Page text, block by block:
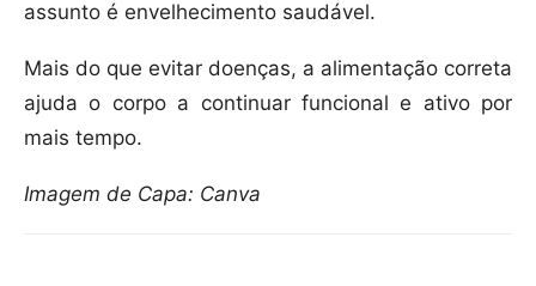
assunto é envelhecimento saudável.
Mais do que evitar doenças, a alimentação correta
ajuda o corpo a continuar funcional e ativo por
mais tempo.
Imagem de Capa: Canva